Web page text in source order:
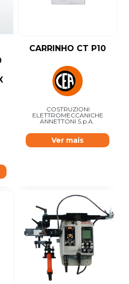
CARRINHO CT P10
COSTRUZIONI
ELETTROMECCANICHE
ANNETTONI S.p.A.
Ver mais